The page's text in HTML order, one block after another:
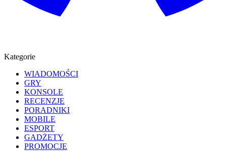
Kategorie
WIADOMOŚCI
GRY
KONSOLE
RECENZJE
PORADNIKI
MOBILE
ESPORT
GADŻETY
PROMOCJE